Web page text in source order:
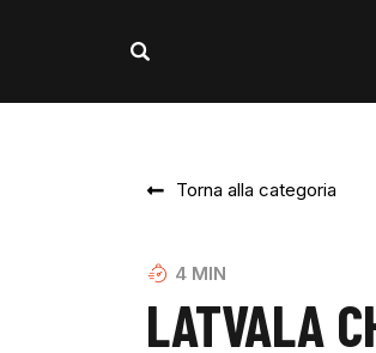
Torna alla categoria
4 MIN
LATVALA